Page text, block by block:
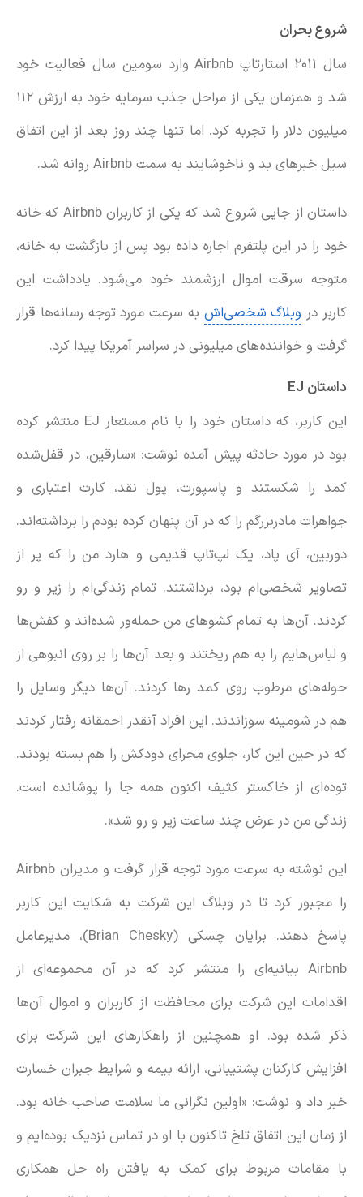
شروع بحران
سال ۲۰۱۱ استارتاپ Airbnb وارد سومین سال فعالیت خود
شد و همزمان یکی از مراحل جذب سرمایه خود به ارزش ۱۱۲
میلیون دلار را تجربه کرد. اما تنها چند روز بعد از این اتفاق
سیل خبرهای بد و ناخوشایند به سمت Airbnb روانه شد.
داستان از جایی شروع شد که یکی از کاربران Airbnb که خانه
خود را در این پلتفرم اجاره داده بود پس از بازگشت به خانه،
متوجه سرقت اموال ارزشمند خود می‌شود. یادداشت این
کاربر در وبلاگ شخصی‌اش به سرعت مورد توجه رسانه‌ها قرار
گرفت و خواننده‌های میلیونی در سراسر آمریکا پیدا کرد.
داستان EJ
این کاربر، که داستان خود را با نام مستعار EJ منتشر کرده
بود در مورد حادثه پیش آمده نوشت: «سارقین، در قفل‌شده
کمد را شکستند و پاسپورت، پول نقد، کارت اعتباری و
جواهرات مادربزرگم را که در آن پنهان کرده بودم را برداشته‌اند.
دوربین، آی پاد، یک لپ‌تاپ قدیمی و هارد من را که پر از
تصاویر شخصی‌ام بود، برداشتند. تمام زندگی‌ام را زیر و رو
کردند. آن‌ها به تمام کشوهای من حمله‌ور شده‌اند و کفش‌ها
و لباس‌هایم را به هم ریختند و بعد آن‌ها را بر روی انبوهی از
حوله‌های مرطوب روی کمد رها کردند. آن‌ها دیگر وسایل را
هم در شومینه سوزاندند. این افراد آنقدر احمقانه رفتار کردند
که در حین این کار، جلوی مجرای دودکش را هم بسته بودند.
توده‌ای از خاکستر کثیف اکنون همه جا را پوشانده است.
زندگی من در عرض چند ساعت زیر و رو شد».
این نوشته به سرعت مورد توجه قرار گرفت و مدیران Airbnb
را مجبور کرد تا در وبلاگ این شرکت به شکایت این کاربر
پاسخ دهند. برایان چسکی (Brian Chesky)، مدیرعامل
Airbnb بیانیه‌ای را منتشر کرد که در آن مجموعه‌ای از
اقدامات این شرکت برای محافظت از کاربران و اموال آن‌ها
ذکر شده بود. او همچنین از راهکارهای این شرکت برای
افزایش کارکنان پشتیبانی، ارائه بیمه‌ و شرایط جبران خسارت
خبر داد و نوشت: «اولین نگرانی ما سلامت صاحب خانه بود.
از زمان این اتفاق تلخ تاکنون با او در تماس نزدیک بوده‌ایم و
با مقامات مربوط برای کمک به یافتن راه حل همکاری